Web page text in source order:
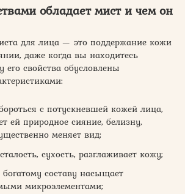
обладает мист и чем он
для лица — это поддержание кожи
даже когда вы находитесь
его свойства обусловлены
с потускневшей кожей лица,
ей природное сияние, белизну,
меняет вид;
сухость, разглаживает кожу;
богатому составу насыщает
микроэлементами;